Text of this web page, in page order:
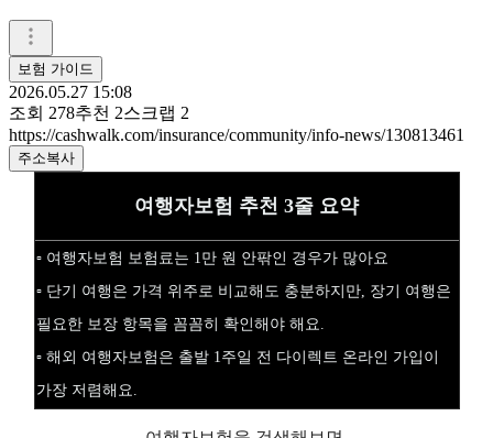
보험 가이드
2026.05.27 15:08
조회 278추천 2스크랩 2
https://cashwalk.com/insurance/community/info-news/130813461
주소복사
여행자보험 추천 3줄 요약
▫️ 여행자보험 보험료는 1만 원 안팎인 경우가 많아요
▫️ 단기 여행은 가격 위주로 비교해도 충분하지만, 장기 여행은
필요한 보장 항목을 꼼꼼히 확인해야 해요.
▫️ 해외 여행자보험은 출발 1주일 전 다이렉트 온라인 가입이
가장 저렴해요.